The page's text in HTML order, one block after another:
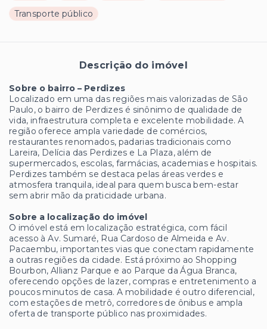
Transporte público
Descrição do imóvel
Sobre o bairro – Perdizes
Localizado em uma das regiões mais valorizadas de São
Paulo, o bairro de Perdizes é sinônimo de qualidade de
vida, infraestrutura completa e excelente mobilidade. A
região oferece ampla variedade de comércios,
restaurantes renomados, padarias tradicionais como
Lareira, Delícia das Perdizes e La Plaza, além de
supermercados, escolas, farmácias, academias e hospitais.
Perdizes também se destaca pelas áreas verdes e
atmosfera tranquila, ideal para quem busca bem-estar
sem abrir mão da praticidade urbana.
Sobre a localização do imóvel
O imóvel está em localização estratégica, com fácil
acesso à Av. Sumaré, Rua Cardoso de Almeida e Av.
Pacaembu, importantes vias que conectam rapidamente
a outras regiões da cidade. Está próximo ao Shopping
Bourbon, Allianz Parque e ao Parque da Água Branca,
oferecendo opções de lazer, compras e entretenimento a
poucos minutos de casa. A mobilidade é outro diferencial,
com estações de metrô, corredores de ônibus e ampla
oferta de transporte público nas proximidades.